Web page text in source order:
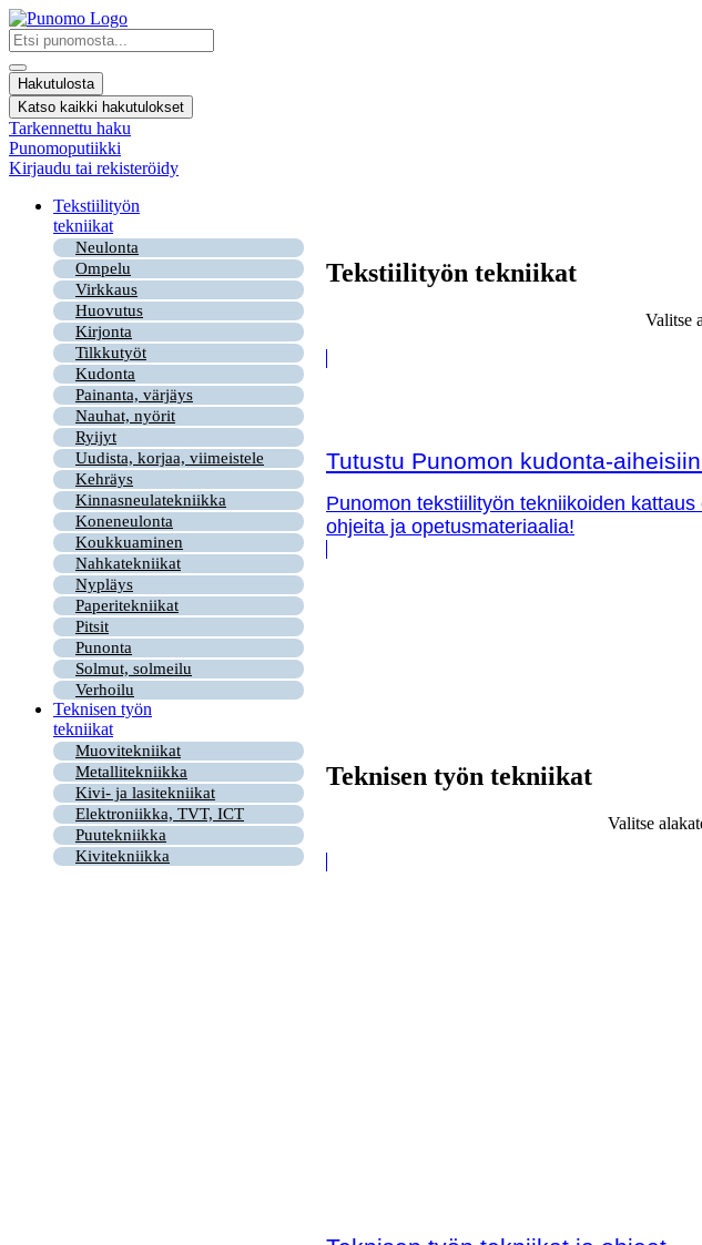
Mene
sisältöön
Search
...
Hakutulosta
Katso kaikki hakutulokset
Tarkennettu haku
Punomoputiikki
Kirjaudu tai rekisteröidy
Tekstiilityön
tekniikat
Neulonta
Ompelu
Virkkaus
Huovutus
Kirjonta
Tilkkutyöt
Kudonta
Painanta, värjäys
Nauhat, nyörit
Ryijyt
Uudista, korjaa, viimeistele
Kehräys
Kinnasneulatekniikka
Koneneulonta
Koukkuaminen
Nahkatekniikat
Nypläys
Paperitekniikat
Pitsit
Punonta
Solmut, solmeilu
Verhoilu
Tekstiilityön tekniikat
Valitse
Tutustu Punomon kudonta-
Punomon tekstiilityön tekniikoiden
ohjeita ja opetusmateriaalia!
Teknisen työn
tekniikat
Muovitekniikat
Metallitekniikka
Kivi- ja lasitekniikat
Elektroniikka, TVT, ICT
Puutekniikka
Kivitekniikka
Teknisen työn tekniikat
Valitse